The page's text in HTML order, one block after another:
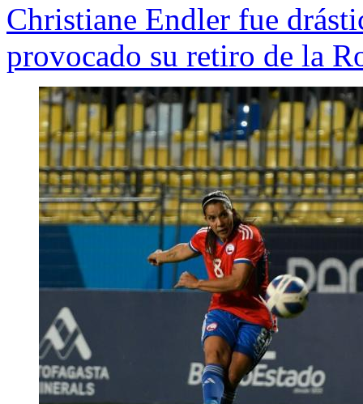
Christiane Endler fue
provocado su retiro de la